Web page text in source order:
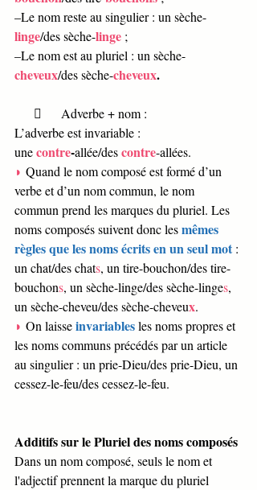
–Le nom reste au singulier : un sèche-
linge/des sèche-linge ;
–Le nom est au pluriel : un sèche-
cheveux/des sèche-cheveux.
            Adverbe + nom :
L’adverbe est invariable :
une contre-allée/des contre-allées.
◗ Quand le nom composé est formé d’un
verbe et d’un nom commun, le nom
commun prend les marques du pluriel. Les
noms composés suivent donc les mêmes
règles que les noms écrits en un seul mot :
un chat/des chats, un tire-bouchon/des tire-
bouchons, un sèche-linge/des sèche-linges,
un sèche-cheveu/des sèche-cheveux.
◗ On laisse invariablesles noms propres et
les noms communs précédés par un article
au singulier : un prie-Dieu/des prie-Dieu, un
cessez-le-feu/des cessez-le-feu.
Additifs sur le Pluriel des noms composés
Dans un nom composé, seuls le nom et
l'adjectif prennent la marque du pluriel